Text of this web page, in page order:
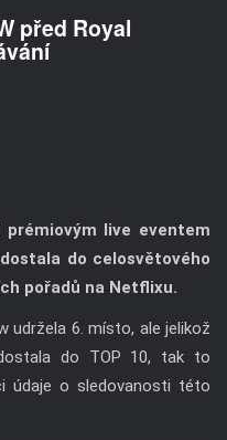
před Royal
prémiovým live eventem
do celosvětového
pořadů na Netflixu.
udržela 6. místo, ale jelikož
do TOP 10, tak to
údaje o sledovanosti této